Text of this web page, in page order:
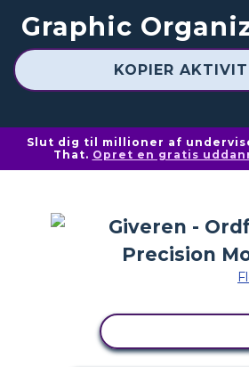
Graphic
KOPIER
Slut dig til millioner af
That. Opret en gratis